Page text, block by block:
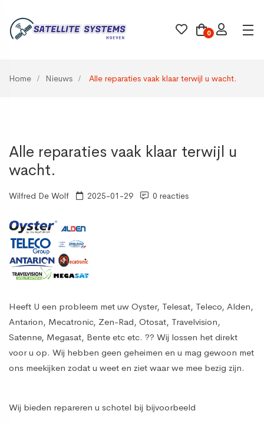
0
Home Nieuws Alle reparaties vaak klaar terwijl u wacht.
Alle reparaties vaak klaar terwijl u
wacht.
Wilfred De Wolf 2025-01-29 0 reacties
Heeft U een probleem met uw Oyster, Telesat, Teleco, Alden,
Antarion, Mecatronic, Zen-Rad, Otosat, Travelvision,
Satenne, Megasat, Bente etc etc. ?? Wij lossen het direkt
voor u op. Wij hebben geen geheimen en u mag gewoon met
ons meekijken zodat u weet en ziet waar we mee bezig zijn.
Wij bieden repareren u schotel bij bijvoorbeeld